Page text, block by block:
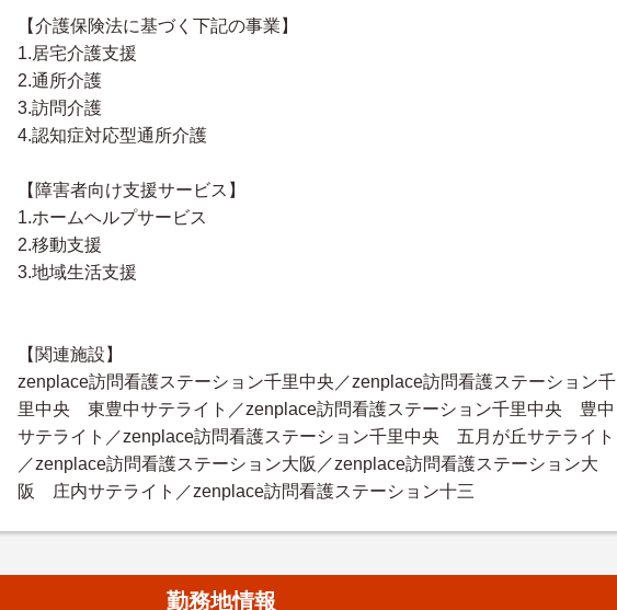
【介護保険法に基づく下記の事業】
1.居宅介護支援
2.通所介護
3.訪問介護
4.認知症対応型通所介護
【障害者向け支援サービス】
1.ホームヘルプサービス
2.移動支援
3.地域生活支援
【関連施設】
zenplace訪問看護ステーション千里中央／zenplace訪問看護ステーション千
里中央 東豊中サテライト／zenplace訪問看護ステーション千里中央 豊中
サテライト／zenplace訪問看護ステーション千里中央 五月が丘サテライト
／zenplace訪問看護ステーション大阪／zenplace訪問看護ステーション大
阪 庄内サテライト／zenplace訪問看護ステーション十三
勤務地情報